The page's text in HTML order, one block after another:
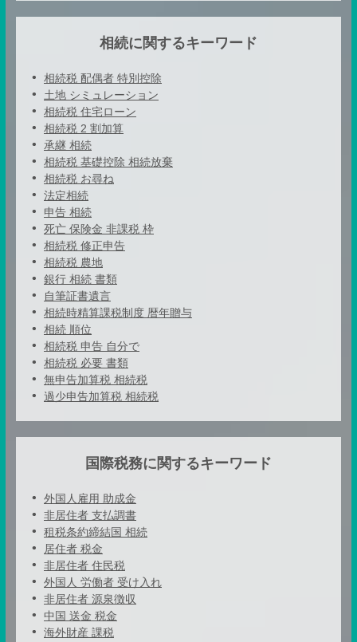
相続に関するキーワード
相続税 配偶者 特別控除
土地 シミュレーション
相続税 住宅ローン
相続税 2 割加算
承継 相続
相続税 基礎控除 相続放棄
相続税 お尋ね
法定相続
申告 相続
死亡 保険金 非課税 枠
相続税 修正申告
相続税 農地
銀行 相続 書類
自筆証書遺言
相続時精算課税制度 暦年贈与
相続 順位
相続税 申告 自分で
相続税 必要 書類
無申告加算税 相続税
過少申告加算税 相続税
国際税務に関するキーワード
外国人雇用 助成金
非居住者 支払調書
租税条約締結国 相続
居住者 税金
非居住者 住民税
外国人 労働者 受け入れ
非居住者 源泉徴収
中国 送金 税金
海外財産 課税